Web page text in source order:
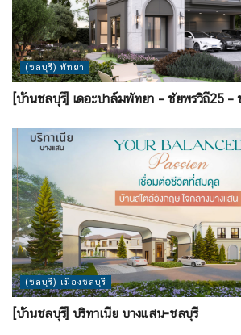
(ชลบุรี) พัทยา
[บ้านชลบุรี] เดอะปาล์มพัทยา – ชัยพรวิถี25 –
(ชลบุรี) เมืองชลบุรี
[บ้านชลบุรี] บริทาเนีย บางแสน-ชลบุรี